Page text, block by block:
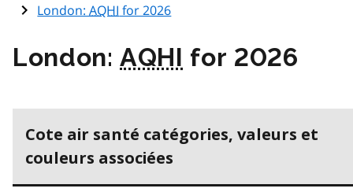
London:AQHI for 2026
London:AQHI for 2026
Cote air santé catégories, valeurs et
couleurs associées